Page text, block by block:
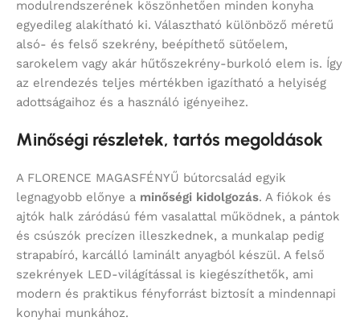
modulrendszerének köszönhetően minden konyha
egyedileg alakítható ki. Választható különböző méretű
alsó- és felső szekrény, beépíthető sütőelem,
sarokelem vagy akár hűtőszekrény-burkoló elem is. Így
az elrendezés teljes mértékben igazítható a helyiség
adottságaihoz és a használó igényeihez.
Minőségi részletek, tartós megoldások
A FLORENCE MAGASFÉNYŰ bútorcsalád egyik
legnagyobb előnye a minőségi kidolgozás. A fiókok és
ajtók halk záródású fém vasalattal működnek, a pántok
és csúszók precízen illeszkednek, a munkalap pedig
strapabíró, karcálló laminált anyagból készül. A felső
szekrények LED-világítással is kiegészíthetők, ami
modern és praktikus fényforrást biztosít a mindennapi
konyhai munkához.